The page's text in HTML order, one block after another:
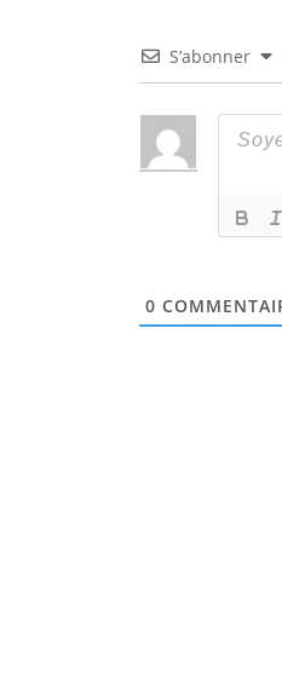
S’abonner
0